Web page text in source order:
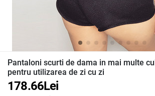
Pantaloni scurti de dama in mai multe
pentru utilizarea de zi cu zi
178.66Lei